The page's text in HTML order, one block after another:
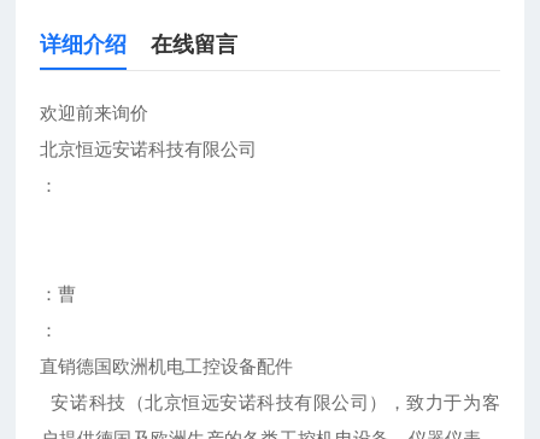
详细介绍 在线留言
欢迎前来询价
北京恒远安诺科技有限公司
：
：曹
：
直销德国欧洲机电工控设备配件
安诺科技（北京恒远安诺科技有限公司），致力于为客